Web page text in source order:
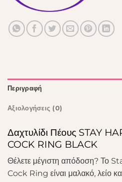
Περιγραφή
Αξιολογήσεις (0)
Δαχτυλίδι Πέους STAY
COCK RING BLACK
Θέλετε μέγιστη απόδοση? Το
Cock Ring είναι μαλακό, λείο